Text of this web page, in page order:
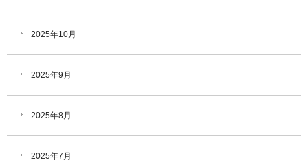
2025年10月
2025年9月
2025年8月
2025年7月